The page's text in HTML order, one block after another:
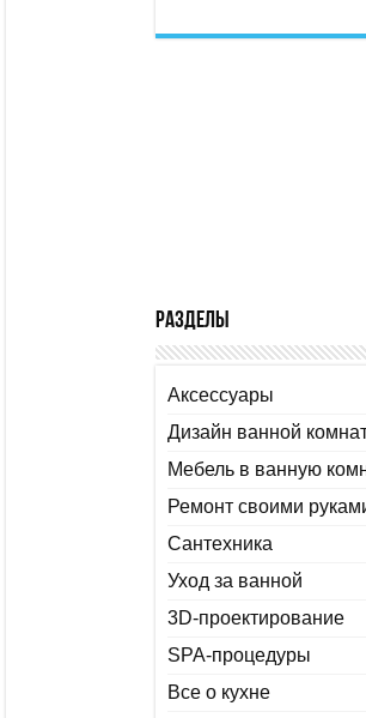
Разделы
Аксессуары
Дизайн ванной
Мебель в ванную
Ремонт своими
Сантехника
Уход за ванной
3D-проектирование
SPA-процедуры
Все о кухне